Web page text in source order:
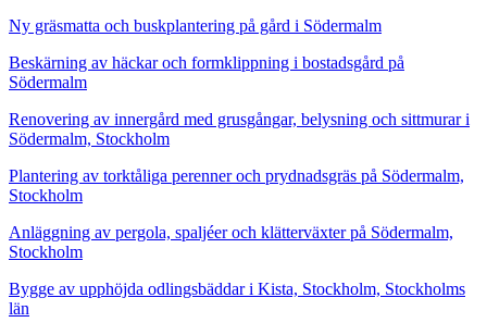
Ny gräsmatta och buskplantering på gård i Södermalm
Beskärning av häckar och formklippning i bostadsgård på
Södermalm
Renovering av innergård med grusgångar, belysning och sittmurar i
Södermalm, Stockholm
Plantering av torktåliga perenner och prydnadsgräs på Södermalm,
Stockholm
Anläggning av pergola, spaljéer och klätterväxter på Södermalm,
Stockholm
Bygge av upphöjda odlingsbäddar i Kista, Stockholm, Stockholms
län